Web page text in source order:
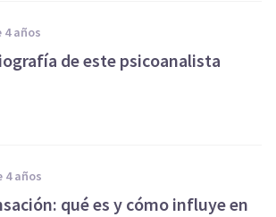
4 años
de este psicoanalista
4 años
qué es y cómo influye en